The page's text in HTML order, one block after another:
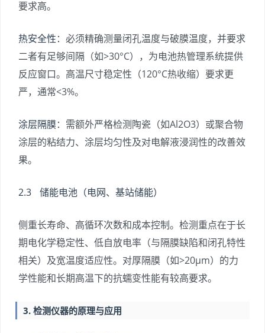
要求高。
热安全性：必须精确测量闭孔温度与破膜温度，并要求
二者有足够间隔（如>30°C），为电池热管理系统提供
反应窗口。高温尺寸稳定性（120°C热收缩）要求更
严，通常<3%。
涂层隔膜：需额外严格检测陶瓷（如Al2O3）或聚合物
涂层的粘结力、涂层均匀性及对电解液浸润性的改善效
果。
2.3 储能电池（电网、基站储能）
侧重长寿命、高循环次数和成本控制。检测重点在于长
期电化学稳定性、低自放电率（与隔膜缺陷和闭孔特性
相关）及宽温度适应性。对厚隔膜（如>20μm）的力
学性能和长期高温下的抗蠕变性能有较高要求。
3. 检测仪器的原理与应用